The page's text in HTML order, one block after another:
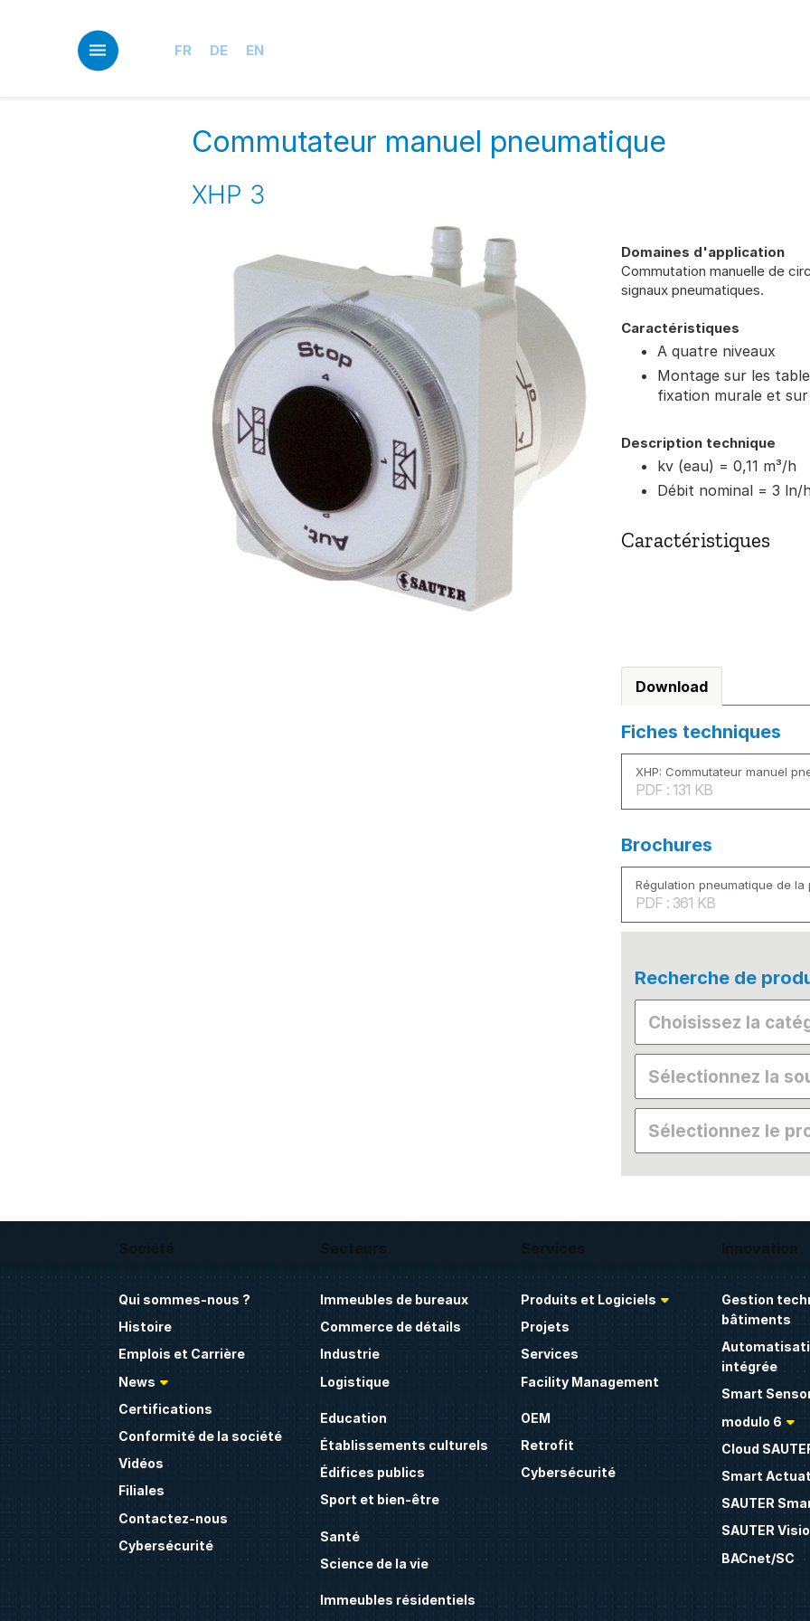
FR DE EN
Commutateur manuel pneumatique
XHP 3
Domaines d'application
Commutation manuelle de
signaux pneumatiques.
Caractéristiques
A quatre niveaux
Montage sur les
fixation murale et
Description technique
kv (eau) = 0,11 m³/h
Débit nominal = 3 ln/h
Caractéristiques
Download
Fiches techniques
XHP: Commutateur manuel
PDF : 131 KB
Brochures
Régulation pneumatique de la
PDF : 361 KB
Recherche de
Société
Qui sommes-nous ?
Histoire
Emplois et Carrière
News
Certifications
Conformité de la société
Vidéos
Filiales
Contactez-nous
Cybersécurité
Secteurs
Immeubles de bureaux
Commerce de détails
Industrie
Logistique
Education
Établissements culturels
Édifices publics
Sport et bien-être
Santé
Science de la vie
Immeubles résidentiels
Services
Produits et Logiciels
Projets
Services
Facility Management
OEM
Retrofit
Cybersécurité
Innovation
Gestion
bâtiments
intégrée
Smart
modulo 6
Cloud
Smart
SAUTER
SAUTER
BACnet/SC